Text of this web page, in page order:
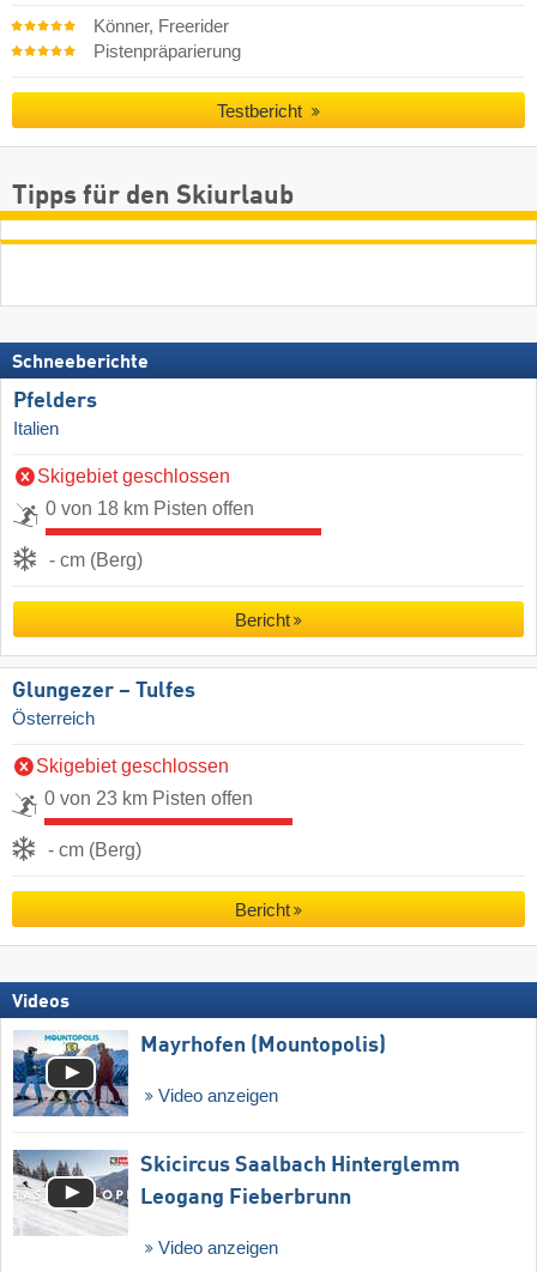
Könner, Freerider
Pistenpräparierung
Testbericht
Tipps für den Skiurlaub
Schneeberichte
Pfelders
Italien
Skigebiet geschlossen
0 von 18 km Pisten offen
- cm (Berg)
Bericht
Glungezer – Tulfes
Österreich
Skigebiet geschlossen
0 von 23 km Pisten offen
- cm (Berg)
Bericht
Videos
Mayrhofen (Mountopolis)
Video anzeigen
Skicircus Saalbach Hinterglemm
Leogang Fieberbrunn
Video anzeigen